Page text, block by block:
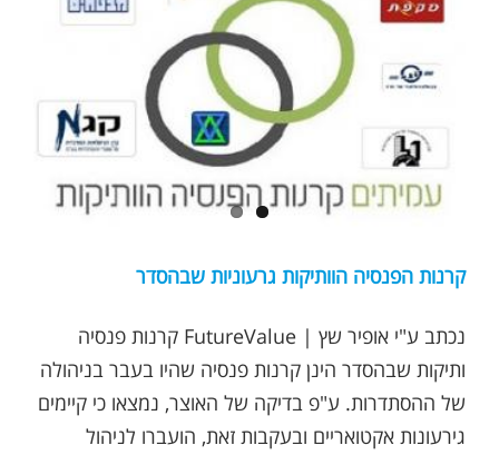
קרנות הפנסיה הוותיקות גרעוניות שבהסדר
נכתב ע"י אופיר שץ | FutureValue קרנות פנסיה
ותיקות שבהסדר הינן קרנות פנסיה שהיו בעבר בניהולה
של ההסתדרות. ע"פ בדיקה של האוצר, נמצאו כי קיימים
גירעונות אקטואריים ובעקבות זאת, הועברו לניהול